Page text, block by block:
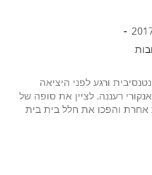
ורגע לפני היציאה
רעננה, לציין את סופה של
אחרת והפכו את חלל בית בית